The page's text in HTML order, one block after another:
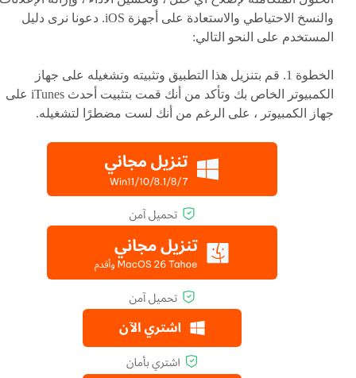
والنسخ الاحتياطي والاستعادة على أجهزة iOS. دعونا نرى دليل
المستخدم على النحو التالي:
الخطوة 1. قم بتنزيل هذا التطبيق وتثبيته وتشغيله على جهاز
الكمبيوتر الخاص بك وتأكد من أنك قمت بتثبيت أحدث iTunes على
جهاز الكمبيوتر ، على الرغم من أنك لست مضطرًا لتشغيله.